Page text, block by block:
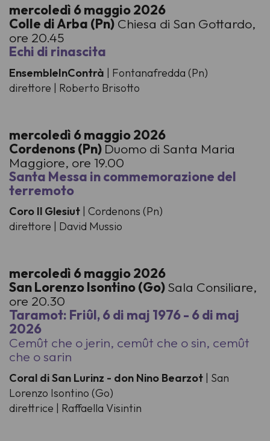
mercoledì 6 maggio 2026
Colle di Arba (Pn)Chiesa di San Gottardo,
ore 20.45
Echi di rinascita
EnsembleInContrà | Fontanafredda (Pn)
direttore | Roberto Brisotto
mercoledì 6 maggio 2026
Cordenons (Pn) Duomo di Santa Maria
Maggiore, ore 19.00
Santa Messa in commemorazione del
terremoto
Coro Il Glesiut | Cordenons (Pn)
direttore | David Mussio
mercoledì 6 maggio 2026
San Lorenzo Isontino (Go)Sala Consiliare,
ore 20.30
Taramot: Friûl, 6 di maj 1976 - 6 di maj
2026
Cemût che o jerin, cemût che o sin, cemût
che o sarin
Coral di San Lurinz - don Nino Bearzot | San
Lorenzo Isontino (Go)
direttrice | Raffaella Visintin